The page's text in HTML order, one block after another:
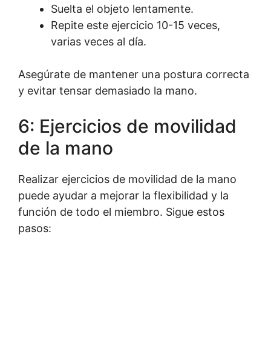
Suelta el objeto lentamente.
Repite este ejercicio 10-15 veces,
varias veces al día.
Asegúrate de mantener una postura correcta
y evitar tensar demasiado la mano.
6: Ejercicios de movilidad
de la mano
Realizar ejercicios de movilidad de la mano
puede ayudar a mejorar la flexibilidad y la
función de todo el miembro. Sigue estos
pasos: